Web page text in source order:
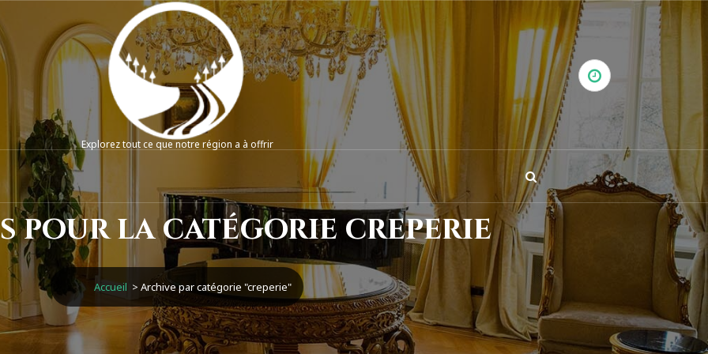
Explorez tout ce que notre région a à offrir
pour la catégorie creperie
Accueil > Archive par catégorie "creperie"